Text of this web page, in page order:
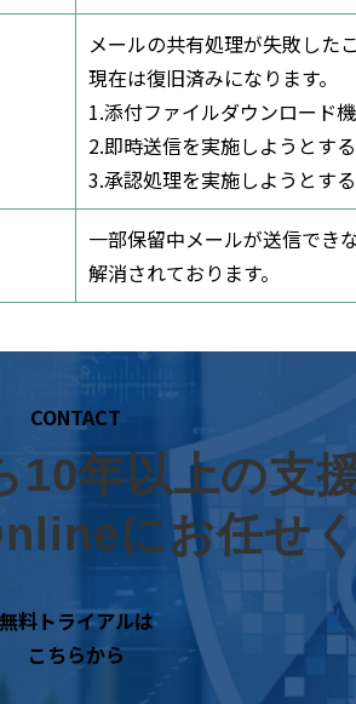
メールの共有処理が失敗した
現在は復旧済みになります。
1.添付ファイルダウンロード
2.即時送信を実施しようとす
3.承認処理を実施しようとす
一部保留中メールが送信でき
解消されております。
CONTACT
10年以上の支
にお任せ
無料トライアルは
こちらから